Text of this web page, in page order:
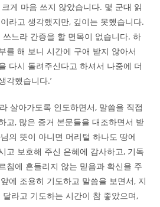
게 마음 쓰지 않았습니다. 몇 군대 읽
라고 생각했지만, 깊이는 못했습니다.
느라 간증을 할 면목이 없습니다. 하
를 해 보니 시간에 구애 받지 않아서
다시 돌려주신다고 하셔서 나중에 더
각했습니다.’
살아가도록 인도하면서, 말씀을 직접
고, 많은 증거 본문들을 대조하면서 받
의 뜻이 아니면 머리털 하나도 땅에
고 보호해 주신 은혜에 감사하고, 기독
침에 흔들리지 않는 믿음과 확신을 주
에 조용히 기도하고 말씀을 보면서, 지
라고 기도하는 시간이 참 좋았으며,